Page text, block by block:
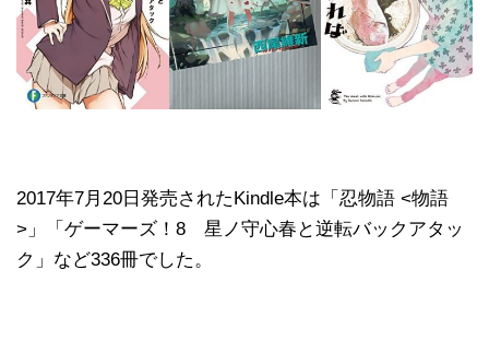
2017年7月20日発売されたKindle本は「忍物語 <物語
>」「ゲーマーズ！8 星ノ守心春と逆転バックアタッ
ク」など336冊でした。